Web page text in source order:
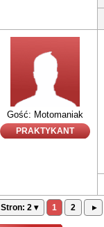
Gość: Motomaniak
PRAKTYKANT
Stron: 2 ▾ 1 2 ▸